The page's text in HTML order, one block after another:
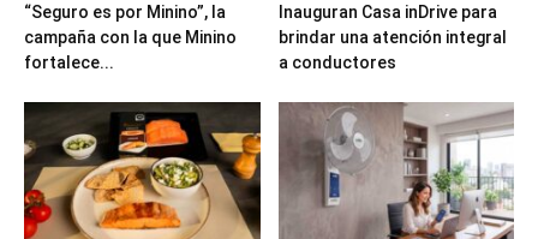
“Seguro es por Minino”, la
campaña con la que Minino
fortalece...
Inauguran Casa inDrive para
brindar una atención integral
a conductores